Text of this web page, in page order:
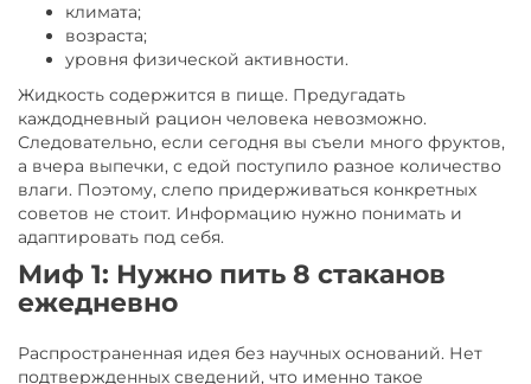
климата;
возраста;
уровня физической активности.
Жидкость содержится в пище. Предугадать
каждодневный рацион человека невозможно.
Следовательно, если сегодня вы съели много фруктов,
а вчера выпечки, с едой поступило разное количество
влаги. Поэтому, слепо придерживаться конкретных
советов не стоит. Информацию нужно понимать и
адаптировать под себя.
Миф 1: Нужно пить 8 стаканов
ежедневно
Распространенная идея без научных оснований. Нет
подтвержденных сведений, что именно такое